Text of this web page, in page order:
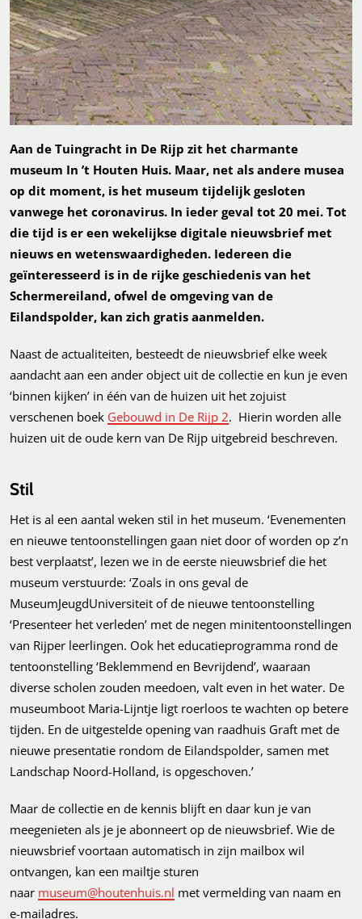
Aan de Tuingracht in De Rijp zit het charmante
museum In ’t Houten Huis. Maar, net als andere musea
op dit moment, is het museum tijdelijk gesloten
vanwege het coronavirus. In ieder geval tot 20 mei. Tot
die tijd is er een wekelijkse digitale nieuwsbrief met
nieuws en wetenswaardigheden. Iedereen die
geïnteresseerd is in de rijke geschiedenis van het
Schermereiland, ofwel de omgeving van de
Eilandspolder, kan zich gratis aanmelden.
Naast de actualiteiten, besteedt de nieuwsbrief elke week
aandacht aan een ander object uit de collectie en kun je even
‘binnen kijken’ in één van de huizen uit het zojuist
verschenen boek Gebouwd in De Rijp 2. Hierin worden alle
huizen uit de oude kern van De Rijp uitgebreid beschreven.
Stil
Het is al een aantal weken stil in het museum. ‘Evenementen
en nieuwe tentoonstellingen gaan niet door of worden op z’n
best verplaatst’, lezen we in de eerste nieuwsbrief die het
museum verstuurde: ‘Zoals in ons geval de
MuseumJeugdUniversiteit of de nieuwe tentoonstelling
‘Presenteer het verleden’ met de negen minitentoonstellingen
van Rijper leerlingen. Ook het educatieprogramma rond de
tentoonstelling ‘Beklemmend en Bevrijdend’, waaraan
diverse scholen zouden meedoen, valt even in het water. De
museumboot Maria-Lijntje ligt roerloos te wachten op betere
tijden. En de uitgestelde opening van raadhuis Graft met de
nieuwe presentatie rondom de Eilandspolder, samen met
Landschap Noord-Holland, is opgeschoven.’
Maar de collectie en de kennis blijft en daar kun je van
meegenieten als je je abonneert op de nieuwsbrief. Wie de
nieuwsbrief voortaan automatisch in zijn mailbox wil
ontvangen, kan een mailtje sturen
naar museum@houtenhuis.nl met vermelding van naam en
e-mailadres.